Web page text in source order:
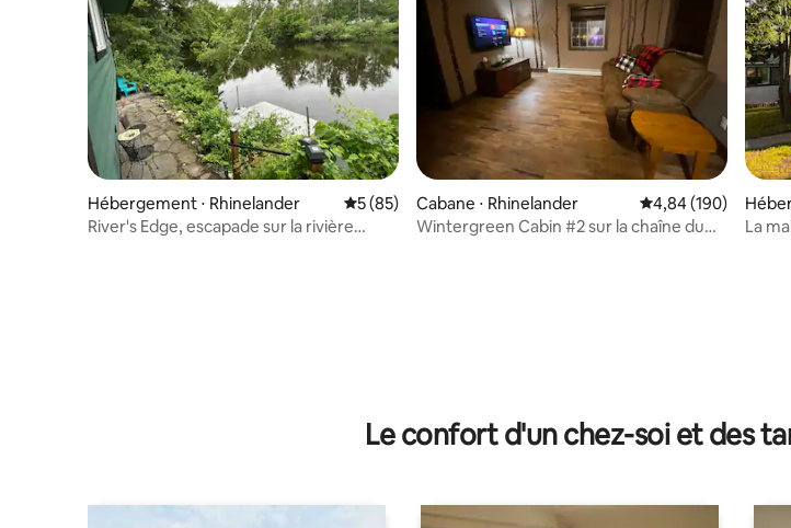
Hébergement ⋅ Rhinelander Évaluation moyenne sur la base de 85 commentaires : 5 sur
5 (85)
River's Edge, escapade sur la rivière
Cabane ⋅ Rhinelander Évaluation
4,84 (190)
Wintergreen Cabin #2 sur la chaîne du
La
Le confort d'un chez-soi et des